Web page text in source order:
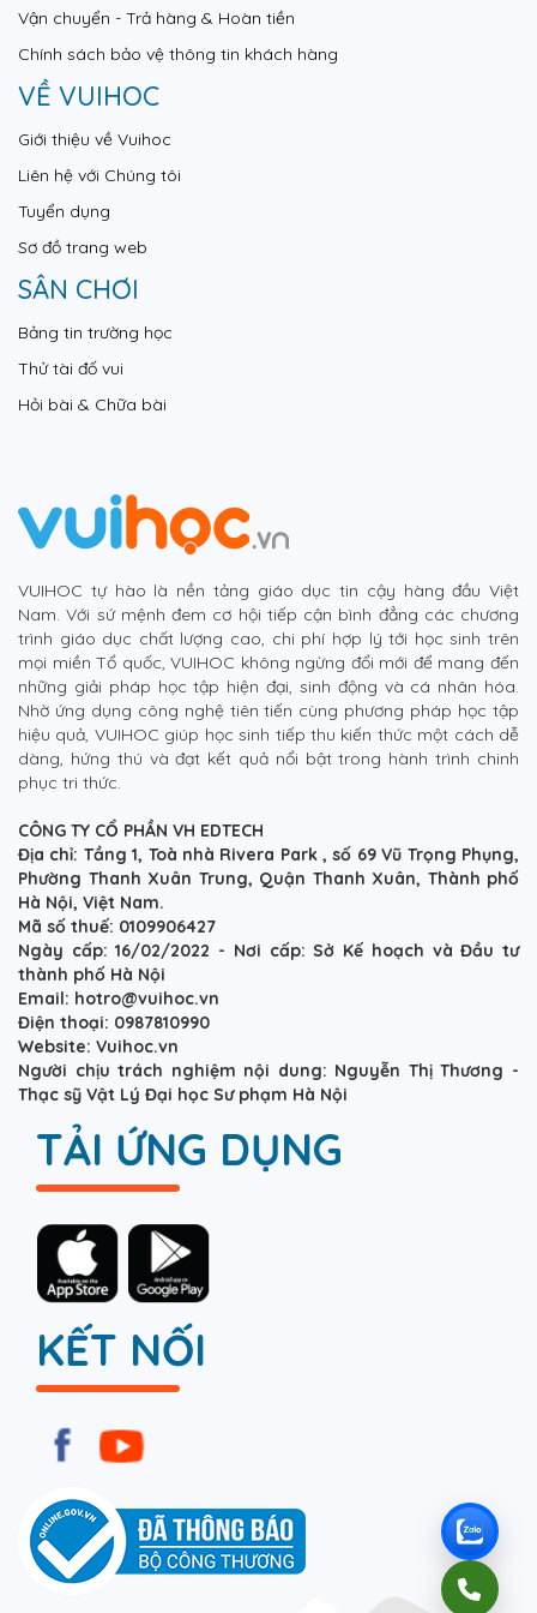
Vận chuyển - Trả hàng & Hoàn tiền
Chính sách bảo vệ thông tin khách hàng
VỀ VUIHOC
Giới thiệu về Vuihoc
Liên hệ với Chúng tôi
Tuyển dụng
Sơ đồ trang web
SÂN CHƠI
Bảng tin trường học
Thử tài đố vui
Hỏi bài & Chữa bài
VUIHOC tự hào là nền tảng giáo dục tin cậy hàng đầu Việt
Nam. Với sứ mệnh đem cơ hội tiếp cận bình đẳng các chương
trình giáo dục chất lượng cao, chi phí hợp lý tới học sinh trên
mọi miền Tổ quốc, VUIHOC không ngừng đổi mới để mang đến
những giải pháp học tập hiện đại, sinh động và cá nhân hóa.
Nhờ ứng dụng công nghệ tiên tiến cùng phương pháp học tập
hiệu quả, VUIHOC giúp học sinh tiếp thu kiến thức một cách dễ
dàng, hứng thú và đạt kết quả nổi bật trong hành trình chinh
phục tri thức.
CÔNG TY CỔ PHẦN VH EDTECH
Địa chỉ: Tầng 1, Toà nhà Rivera Park , số 69 Vũ Trọng Phụng,
Phường Thanh Xuân Trung, Quận Thanh Xuân, Thành phố
Hà Nội, Việt Nam.
Mã số thuế: 0109906427
Ngày cấp: 16/02/2022 - Nơi cấp: Sở Kế hoạch và Đầu tư
thành phố Hà Nội
Email: hotro@vuihoc.vn
Điện thoại: 0987810990
Website: Vuihoc.vn
Người chịu trách nghiệm nội dung: Nguyễn Thị Thương -
Thạc sỹ Vật Lý Đại học Sư phạm Hà Nội
TẢI ỨNG DỤNG
KẾT NỐI